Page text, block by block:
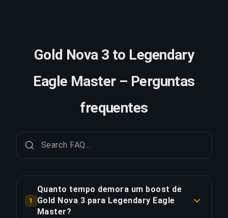
Gold Nova 3 to Legendary
Eagle Master – Perguntas
frequentes
1
Quanto tempo demora um boost de
Gold Nova 3 para Legendary Eagle
Master?